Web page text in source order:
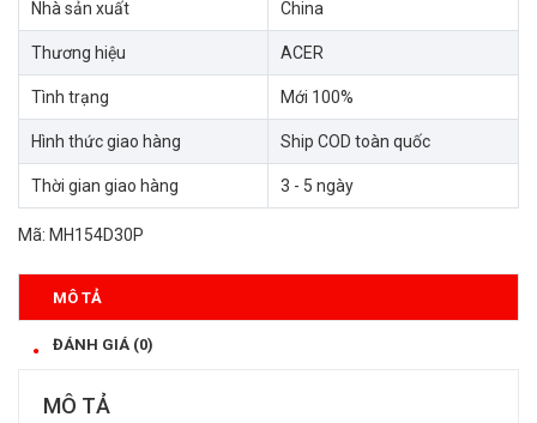
Nhà sản xuất China
Thương hiệu ACER
Tình trạng Mới 100%
Hình thức giao hàng Ship COD toàn quốc
Thời gian giao hàng 3 - 5 ngày
Mã: MH154D30P
MÔ TẢ
ĐÁNH GIÁ (0)
MÔ TẢ